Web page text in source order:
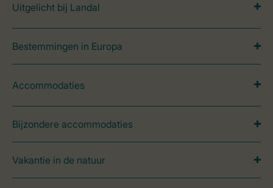
Uitgelicht bij Landal
Bestemmingen in Europa
Accommodaties
Bijzondere accommodaties
Vakantie in de natuur